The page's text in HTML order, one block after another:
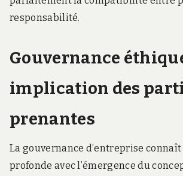
responsabilité.
Gouvernance
implication des
prenantes
La gouvernance d’entreprise
profonde avec l’émergence du